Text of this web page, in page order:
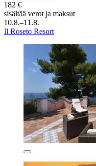
182 €
sisältää verot ja maksut
10.8.–11.8.
Il Roseto Resort